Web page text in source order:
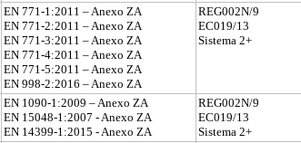
EN 771-1:2011 – Anexo ZA
EN 771-2:2011 – Anexo ZA
EN 771-3:2011 – Anexo ZA
EN 771-4:2011 – Anexo ZA
EN 771-5:2011 – Anexo ZA
EN 998-2:2016 – Anexo ZA
REG002N/9
EC019/13
Sistema 2+
EN 1090-1:2009 – Anexo ZA
EN 15048-1:2007 - Anexo ZA
EN 14399-1:2015 - Anexo ZA
REG002N/9
EC019/13
Sistema 2+